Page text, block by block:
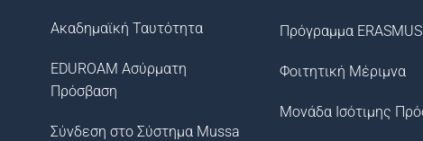
Ακαδημαϊκή Ταυτότητα
EDUROAM Ασύρματη
Πρόσβαση
Σύνδεση στο Σύστημα Μussa
Πρόγραμμα ERASMUS
Φοιτητική Μέριμνα
Μονάδα Ισότιμης